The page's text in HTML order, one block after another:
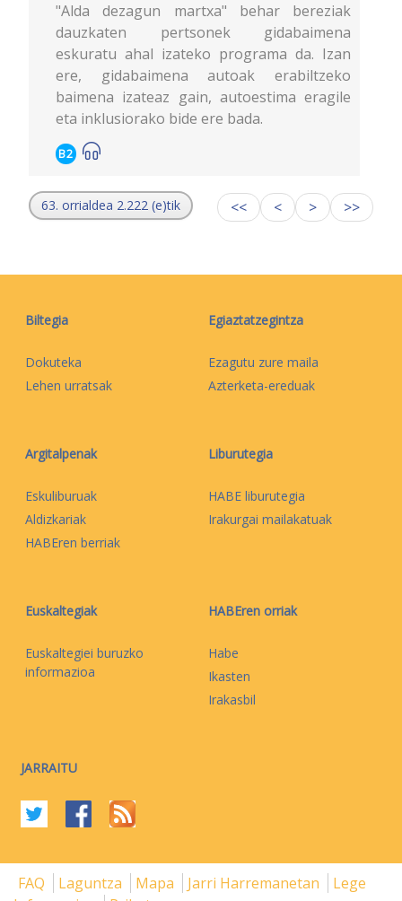
"Alda dezagun martxa" behar bereziak
dauzkaten pertsonek gidabaimena
eskuratu ahal izateko programa da. Izan
ere, gidabaimena autoak erabiltzeko
baimena izateaz gain, autoestima eragile
eta inklusiorako bide ere bada.
B2
63. orrialdea 2.222 (e)tik << < > >>
Biltegia
Dokuteka
Lehen urratsak
Egiaztatzegintza
Ezagutu zure maila
Azterketa-ereduak
Argitalpenak
Eskuliburuak
Aldizkariak
HABEren berriak
Liburutegia
HABE liburutegia
Irakurgai mailakatuak
Euskaltegiak
Euskaltegiei buruzko
informazioa
HABEren orriak
Habe
Ikasten
Irakasbil
JARRAITU
FAQ Laguntza Mapa Jarri Harremanetan
Lege